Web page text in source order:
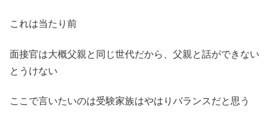
これは当たり前
面接官は大概父親と同じ世代だから、父親と話ができない
とうけない
ここで言いたいのは受験家族はやはりバランスだと思う